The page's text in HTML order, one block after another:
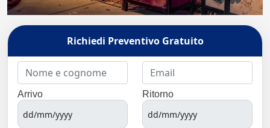
Richiedi Preventivo Gratuito
Arrivo Ritorno